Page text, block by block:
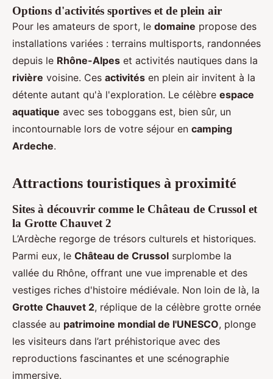
Options d'activités sportives et de plein air
Pour les amateurs de sport, le domaine propose des
installations variées : terrains multisports, randonnées
depuis le Rhône-Alpes et activités nautiques dans la
rivière voisine. Ces activités en plein air invitent à la
détente autant qu'à l'exploration. Le célèbre espace
aquatique avec ses toboggans est, bien sûr, un
incontournable lors de votre séjour en camping
Ardeche.
Attractions touristiques à proximité
Sites à découvrir comme le Château de Crussol et
la Grotte Chauvet 2
L’Ardèche regorge de trésors culturels et historiques.
Parmi eux, le Château de Crussol surplombe la
vallée du Rhône, offrant une vue imprenable et des
vestiges riches d'histoire médiévale. Non loin de là, la
Grotte Chauvet 2, réplique de la célèbre grotte ornée
classée au patrimoine mondial de l'UNESCO, plonge
les visiteurs dans l’art préhistorique avec des
reproductions fascinantes et une scénographie
immersive.